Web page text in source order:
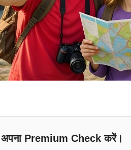
Premium Check करें।